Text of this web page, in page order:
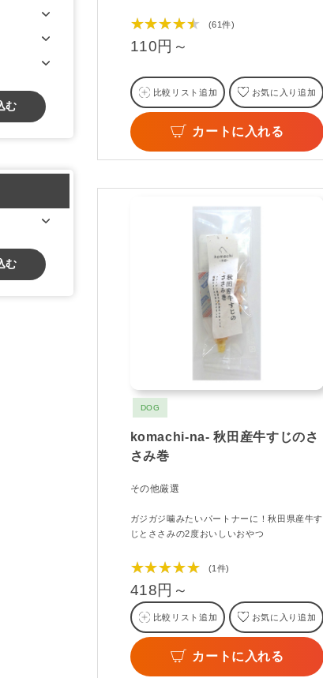
★★★★★ (61件)
110円～
比較リスト追加 お気に入り追加
カートに入れる
DOG
komachi-na- 秋田産牛すじのさ
さみ巻
その他厳選
ガジガジ噛みたいパートナーに！秋田県産牛す
じとささみの2度おいしいおやつ
★★★★★ (1件)
418円～
比較リスト追加 お気に入り追加
カートに入れる
む
む